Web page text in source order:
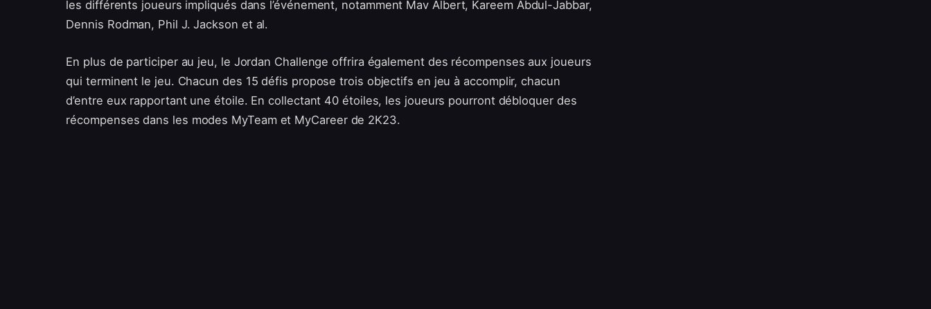
les différents joueurs impliqués dans l’événement, notamment Mav Albert, Kareem Abdul-Jabbar,
Dennis Rodman, Phil J. Jackson et al.
En plus de participer au jeu, le Jordan Challenge offrira également des récompenses aux joueurs
qui terminent le jeu. Chacun des 15 défis propose trois objectifs en jeu à accomplir, chacun
d’entre eux rapportant une étoile. En collectant 40 étoiles, les joueurs pourront débloquer des
récompenses dans les modes MyTeam et MyCareer de 2K23.